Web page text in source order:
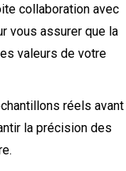
collaboration avec
vous assurer que la
valeurs de votre
réels avant
la précision des